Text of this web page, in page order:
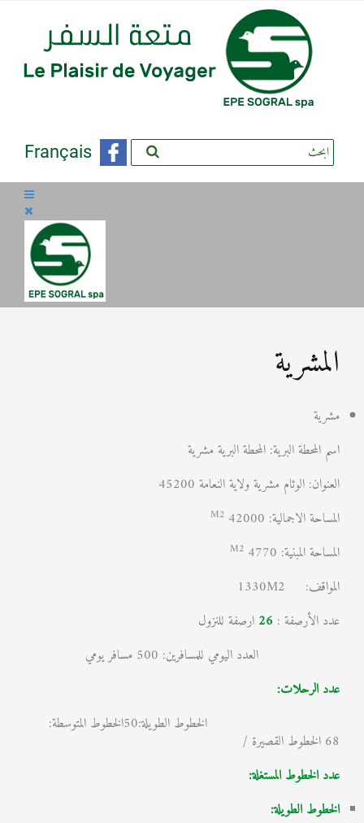
Français
المشرية
مشرية
اسم المحطة البرية: المحطة البرية مشرية
العنوان: الوئام مشرية ولاية النعامة 45200
المساحة الاجمالية:
M2 42000
المساحة المبنية:
M2 4770
المواقف: 1330M2
عدد الأرصفة : 26 ارصفة للنزول
العدد اليومي للمسافرين: 500 مسافر يومي
عدد الرحلات:
الخطوط الطويلة:50الخطوط المتوسطة:
68 الخطوط القصيرة /
عدد الخطوط المستغلة:
الخطوط الطويلة: